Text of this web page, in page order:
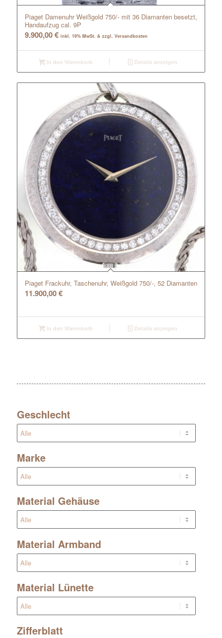
Piaget Damenuhr Weißgold 750/- mit 36 Diamanten besetzt,
Handaufzug cal. 9P
9.900,00€ inkl. 19% MwSt. & zzgl. Versandkosten
In den Warenkorb Details anzeigen
Piaget Frackuhr, Taschenuhr, Weißgold 750/-, 52 Diamanten
11.900,00€
In den Warenkorb Details anzeigen
Geschlecht
Marke
Material Gehäuse
Material Armband
Material Lünette
Zifferblatt